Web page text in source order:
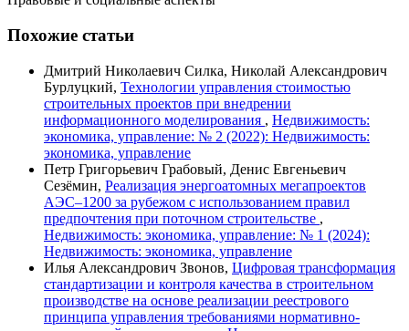
Похожие статьи
Дмитрий Николаевич Силка, Николай Александрович
Бурлуцкий, Технологии управления стоимостью
строительных проектов при внедрении
информационного моделирования , Недвижимость:
экономика, управление: № 2 (2022): Недвижимость:
экономика, управление
Петр Григорьевич Грабовый, Денис Евгеньевич
Сезёмин, Реализация энергоатомных мегапроектов
АЭС–1200 за рубежом с использованием правил
предпочтения при поточном строительстве ,
Недвижимость: экономика, управление: № 1 (2024):
Недвижимость: экономика, управление
Илья Александрович Звонов, Цифровая трансформация
стандартизации и контроля качества в строительном
производстве на основе реализации реестрового
принципа управления требованиями нормативно-